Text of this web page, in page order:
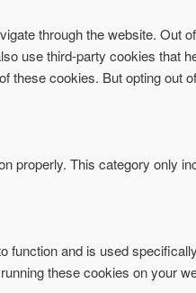
through the website.
use third-party cookies
these cookies. But opting
properly. This category only
and is used
these cookies on your